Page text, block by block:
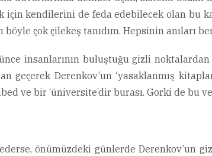
için kendilerini de feda edebilecek olan
çok çilekeş tanıdım. Hepsinin anıları
insanlarının buluştuğu gizli
Derenkov’un ‘yasaklanmış
ve bir ‘üniversite’dir burası. Gorki de bu
önümüzdeki günlerde Derenkov’un